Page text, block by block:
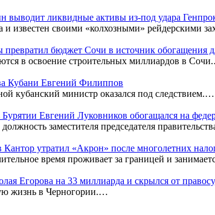
ликвидные активы из-под удара
известен своими «колхозными» рейдерскими
бюджет Сочи в источник обогащения
в освоение строительных миллиардов в
Кубани Евгений Филиппов
кубанский министр оказался под следствием.…
Евгений Луковников обогащался на
заместителя председателя
утратил «Акрон» после многолетних
время проживает за границей и
Егорова на 33 миллиарда и скрылся от
жизнь в Черногории.…